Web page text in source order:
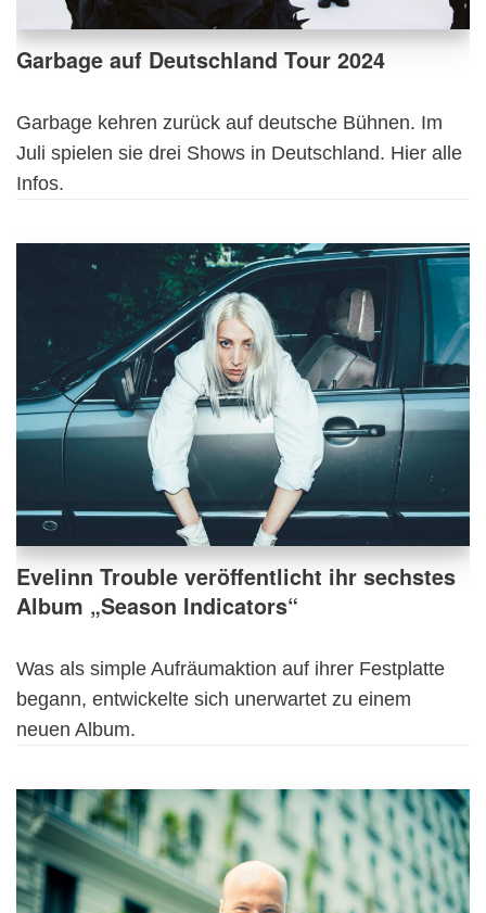
Garbage auf Deutschland Tour 2024
Garbage kehren zurück auf deutsche Bühnen. Im
Juli spielen sie drei Shows in Deutschland. Hier alle
Infos.
Evelinn Trouble veröffentlicht ihr sechstes
Album „Season Indicators“
Was als simple Aufräumaktion auf ihrer Festplatte
begann, entwickelte sich unerwartet zu einem
neuen Album.